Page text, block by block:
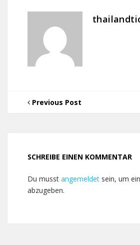
Previous Post
SCHREIBE EINEN KOMMENTAR
Du musst angemeldet sein, um
abzugeben.